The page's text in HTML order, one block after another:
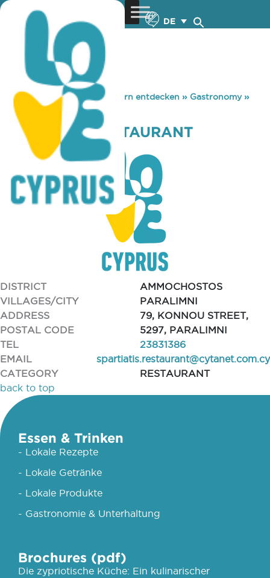
DE
You are here: Home »Zypern entdecken » Gastronomy»
SPARTIATIS RESTAURANT
SPARTIATIS RESTAURANT
DISTRICT
AMMOCHOSTOS
VILLAGES/CITY
PARALIMNI
ADDRESS
79, KONNOU STREET,
POSTAL CODE
5297, PARALIMNI
TEL
23831386
EMAIL
spartiatis.restaurant@cytanet.com.cy
CATEGORY
RESTAURANT
back to top
Essen & Trinken
- Lokale Rezepte
- Lokale Getränke
- Lokale Produkte
- Gastronomie & Unterhaltung
Brochures (pdf)
Die zypriotische Küche: Ein kulinarischer